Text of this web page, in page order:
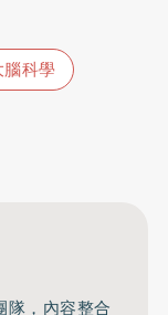
腦科學
隊，內容整合